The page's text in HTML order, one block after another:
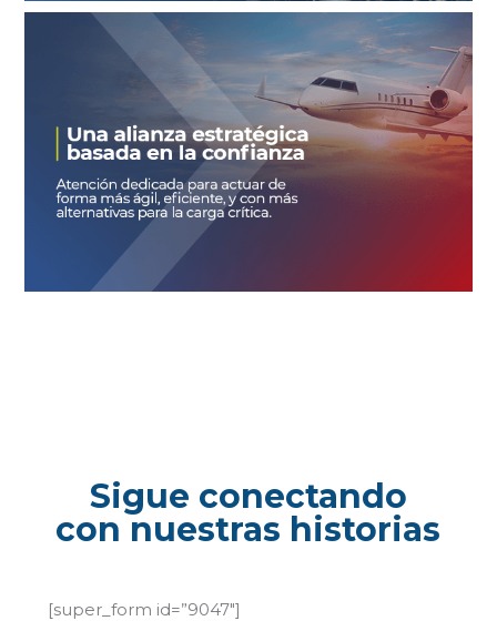
Sigue conectando
con nuestras historias
[super_form id=”9047″]